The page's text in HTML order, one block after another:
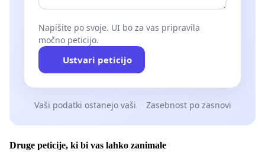
Napišite po svoje. UI bo za vas pripravila
močno peticijo.
Ustvari peticijo
Vaši podatki ostanejo vaši Zasebnost po zasnovi
Druge peticije, ki bi vas lahko zanimale